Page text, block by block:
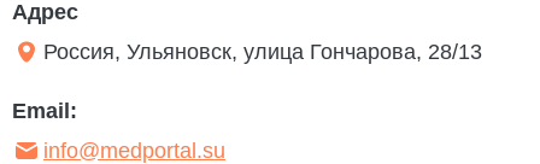
Адрес
Россия, Ульяновск, улица Гончарова, 28/13
Email:
info@medportal.su